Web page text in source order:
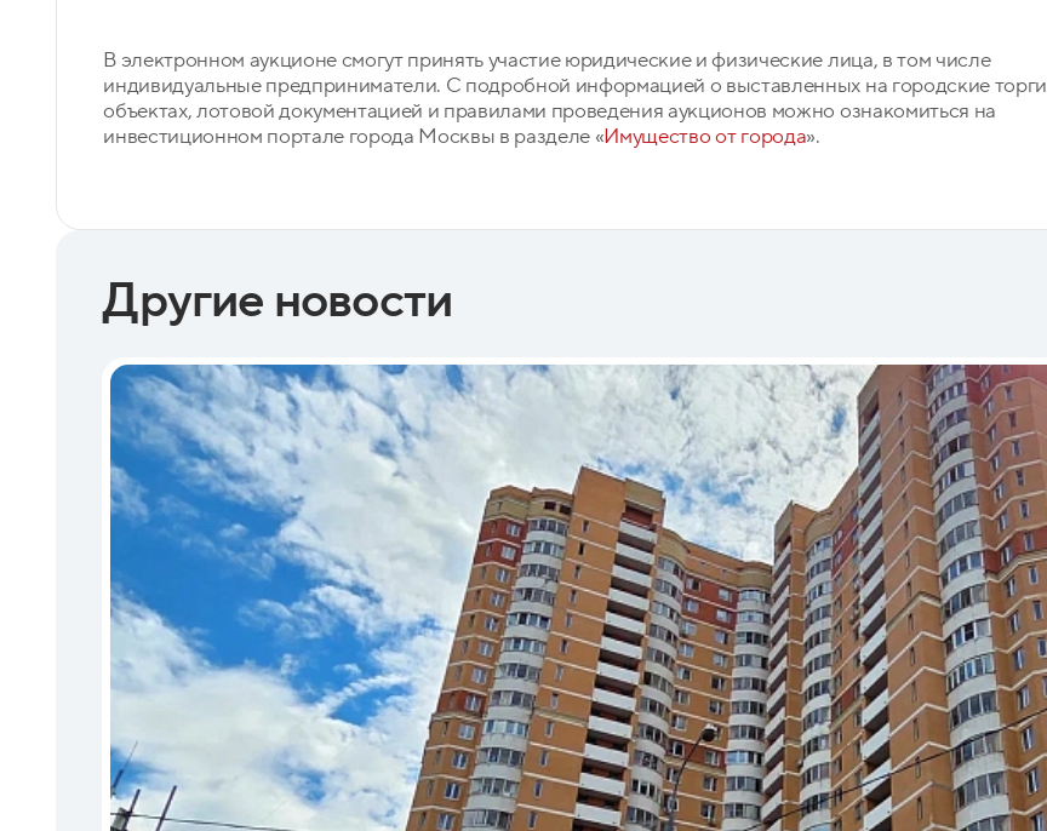
В электронном аукционе смогут принять участие юридические и физические лица, в том числе
индивидуальные предприниматели. С подробной информацией о выставленных на городские торги
объектах, лотовой документацией и правилами проведения аукционов можно ознакомиться на
инвестиционном портале города Москвы в разделе «Имущество от города».
Другие новости